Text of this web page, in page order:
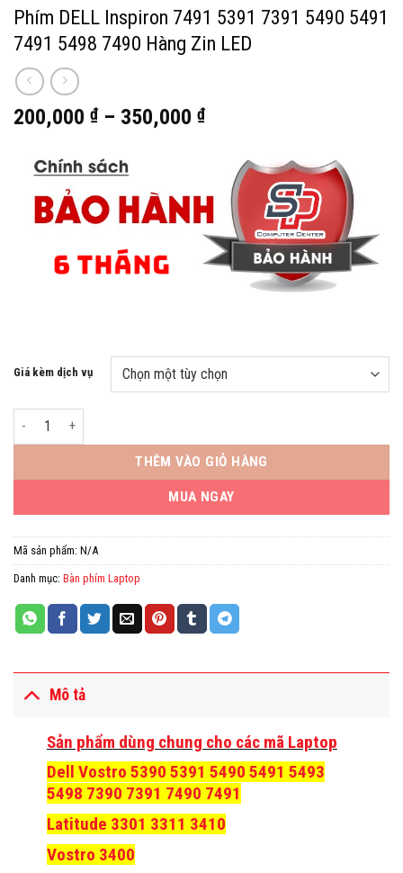
Phím DELL Inspiron 7491 5391 7391 5490 5491
7491 5498 7490 Hàng Zin LED
200,000 ₫– 350,000 ₫
Giá kèm dịch vụ
Phím DELL Inspiron 7491 5391 7391 5490 5491 7491 5498 7490 Hàng Zin
THÊM VÀO GIỎ HÀNG
MUA NGAY
Mã sản phẩm: N/A
Danh mục: Bàn phím Laptop
Mô tả
Sản phẩm dùng chung cho các mã Laptop
Dell Vostro 5390 5391 5490 5491 5493
5498 7390 7391 7490 7491
Latitude 3301 3311 3410
Vostro 3400